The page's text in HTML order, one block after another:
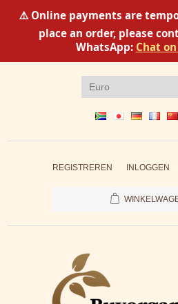
⚠️ Online payments are
place an order, please
WhatsApp: Chat
REGISTREREN INLOGGEN